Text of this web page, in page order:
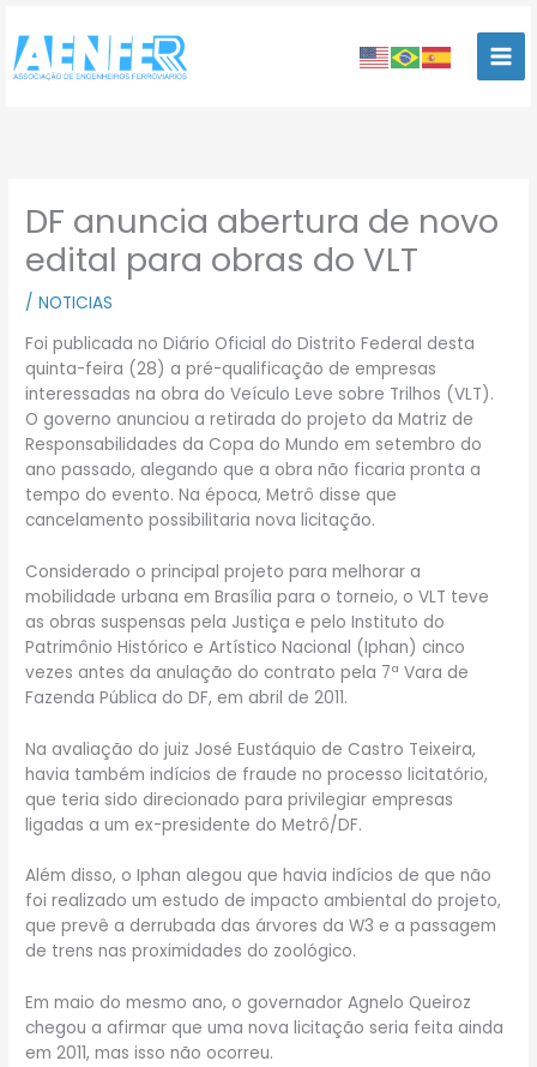
para
conteúdo
DF anuncia abertura de novo
edital para obras do VLT
/NOTICIAS
Foi publicada no Diário Oficial do Distrito Federal desta
quinta-feira (28) a pré-qualificação de empresas
interessadas na obra do Veículo Leve sobre Trilhos (VLT).
O governo anunciou a retirada do projeto da Matriz de
Responsabilidades da Copa do Mundo em setembro do
ano passado, alegando que a obra não ficaria pronta a
tempo do evento. Na época, Metrô disse que
cancelamento possibilitaria nova licitação.
Considerado o principal projeto para melhorar a
mobilidade urbana em Brasília para o torneio, o VLT teve
as obras suspensas pela Justiça e pelo Instituto do
Patrimônio Histórico e Artístico Nacional (Iphan) cinco
vezes antes da anulação do contrato pela 7ª Vara de
Fazenda Pública do DF, em abril de 2011.
Na avaliação do juiz José Eustáquio de Castro Teixeira,
havia também indícios de fraude no processo licitatório,
que teria sido direcionado para privilegiar empresas
ligadas a um ex-presidente do Metrô/DF.
Além disso, o Iphan alegou que havia indícios de que não
foi realizado um estudo de impacto ambiental do projeto,
que prevê a derrubada das árvores da W3 e a passagem
de trens nas proximidades do zoológico.
Em maio do mesmo ano, o governador Agnelo Queiroz
chegou a afirmar que uma nova licitação seria feita ainda
em 2011, mas isso não ocorreu.